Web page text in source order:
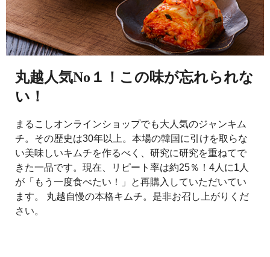
丸越人気No１！この味が忘れられな
い！
まるこしオンラインショップでも大人気のジャンキム
チ。その歴史は30年以上。本場の韓国に引けを取らな
い美味しいキムチを作るべく、研究に研究を重ねてで
きた一品です。現在、リピート率は約25％！4人に1人
が「もう一度食べたい！」と再購入していただいてい
ます。
丸越自慢の本格キムチ。是非お召し上がりくだ
さい。